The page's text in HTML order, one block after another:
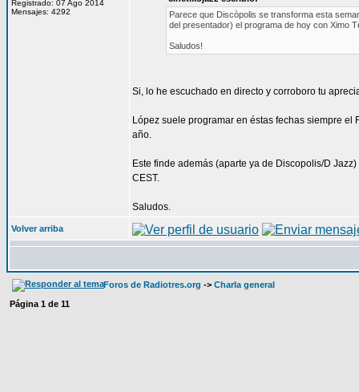
Registrado: 07 Ago 2014
Mensajes: 4292
Parece que Discòpolis se transforma esta
del presentador) el programa de hoy con Ximo
Saludos!
Si, lo he escuchado en directo y corroboro tu
López suele programar en éstas fechas siempre
año.
Este finde además (aparte ya de Discopolis/D
CEST.
Saludos.
Volver arriba
Foros de Radiotres.org -> Charla general
Página 1 de 11